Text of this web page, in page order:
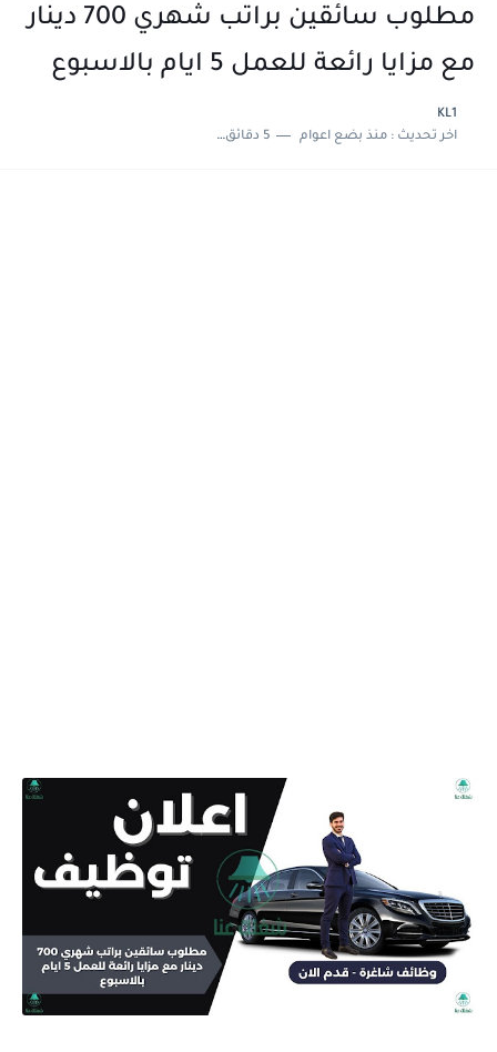
مطلوب سائقين براتب شهري 700 دينار
مع مزايا رائعة للعمل 5 ايام بالاسبوع
KL1
اخر تحديث :منذ بضع اعوام 5 دقائق للقراءة